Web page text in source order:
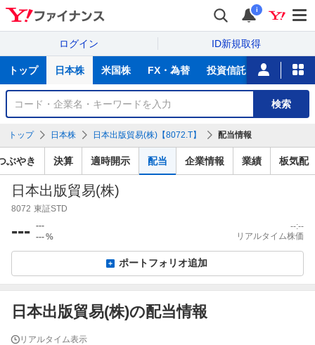
i
ログイン ID新規取得
サ
トップ 日本株 米国株 FX・為替 投資信託 ニュース
銘
検
索
検索
トップ 日本株 日本出版貿易(株)【8072.T】 配当情報
ぶやき 決算 適時開示 配当 企業情報 業績 板気配
日本出版貿易(株)
8072 東証STD
--- ---
---%
--:--
リアルタイム株価
ポートフォリオ追加
日本出版貿易(株)の配当情報
リアルタイム表示